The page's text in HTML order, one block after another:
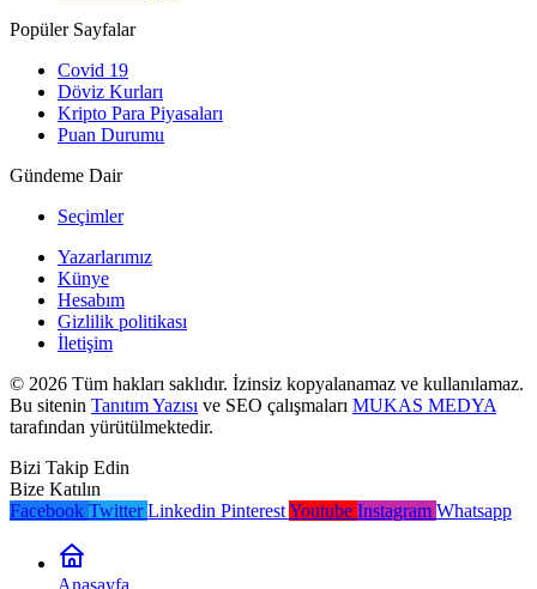
Popüler Sayfalar
Covid 19
Döviz Kurları
Kripto Para Piyasaları
Puan Durumu
Gündeme Dair
Seçimler
Yazarlarımız
Künye
Hesabım
Gizlilik politikası
İletişim
© 2026 Tüm hakları saklıdır. İzinsiz kopyalanamaz ve kullanılamaz.
Bu sitenin Tanıtım Yazısı ve SEO çalışmaları MUKAS MEDYA
tarafından yürütülmektedir.
Bizi Takip Edin
Bize Katılın
Facebook Twitter Linkedin PinterestYoutube Instagram Whatsapp
Anasayfa